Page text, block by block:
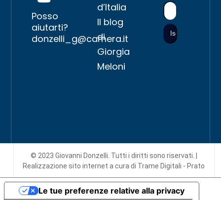
Posso
aiutarti?
donzelli_g@camera.it
d’Italia
Il blog
di
Giorgia
Meloni
© 2023 Giovanni Donzelli. Tutti i diritti sono riservati. |
Realizzazione sito interneta cura di Trame Digitali - Prato
Le tue preferenze relative alla privacy